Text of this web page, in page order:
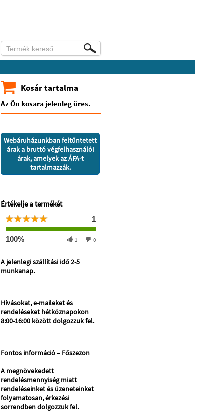
Kosár tartalma
Az Ön kosara jelenleg üres.
Webáruházunkban feltűntetett
árak a bruttó végfelhasználói
árak, amelyek az ÁFA-t
tartalmazzák.
Értékelje a termékét
1
100% 1 0
A jelenlegi szállítási idő 2-5
munkanap.
Hívásokat, e-maileket és
rendeléseket hétköznapokon
8:00-16:00 között dolgozzuk fel.
Fontos információ – Főszezon
A megnövekedett
rendelésmennyiség miatt
rendeléseinket és üzeneteinket
folyamatosan, érkezési
sorrendben dolgozzuk fel.